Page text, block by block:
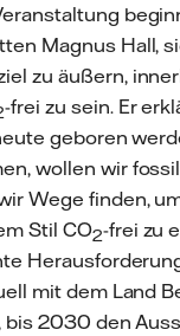
Magnus Hall,
zu äußern,
-frei zu sein. Er
geboren
wollen wir
Wege finden,
Stil CO2-frei zu
mit dem Land
bis 2030 den